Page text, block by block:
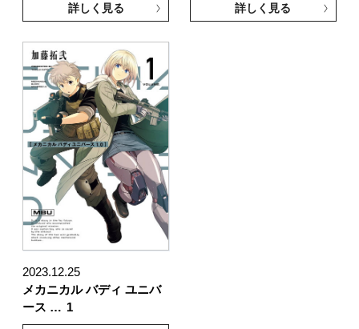
詳しく見る 詳しく見る
2023.12.25
メカニカル バディ ユニバ
ース … 1